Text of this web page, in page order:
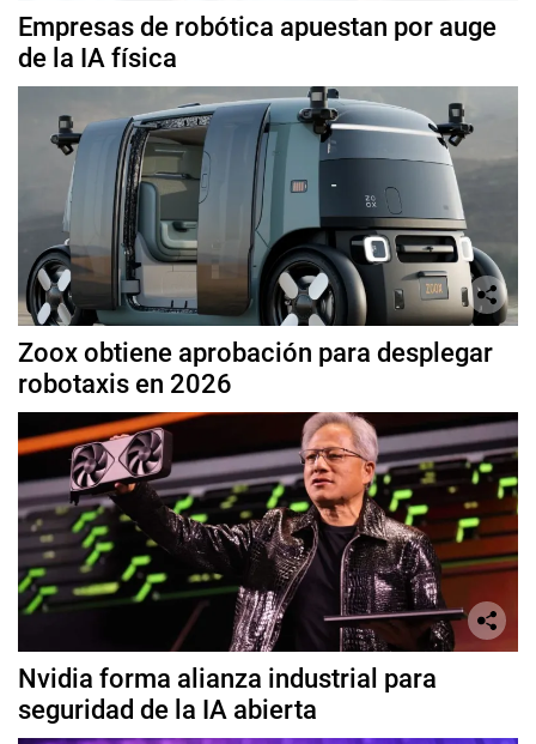
Empresas de robótica apuestan por auge
de la IA física
Zoox obtiene aprobación para desplegar
robotaxis en 2026
Nvidia forma alianza industrial para
seguridad de la IA abierta